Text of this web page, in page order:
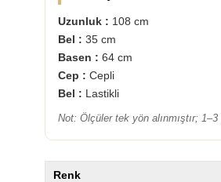
Uzunluk : 108 cm
Bel : 35 cm
Basen : 64 cm
Cep : Cepli
Bel : Lastikli
Not: Ölçüler tek yön alınmıştır;
Renk